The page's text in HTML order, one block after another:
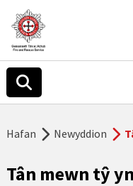
Hafan Newyddion
Tân mewn tŷ